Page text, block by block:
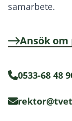
samarbete.
Ansök
0533-68 48